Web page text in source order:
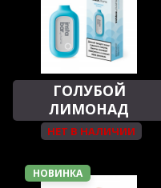
ГОЛУБОЙ
ЛИМОНАД
НЕТ В НАЛИЧИИ
НОВИНКА